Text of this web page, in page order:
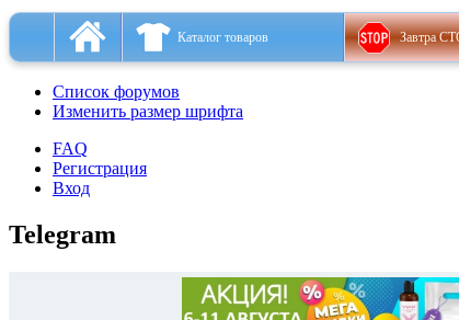
Каталог товаров Завтра
Список форумов
Изменить размер шрифта
FAQ
Регистрация
Вход
Telegram